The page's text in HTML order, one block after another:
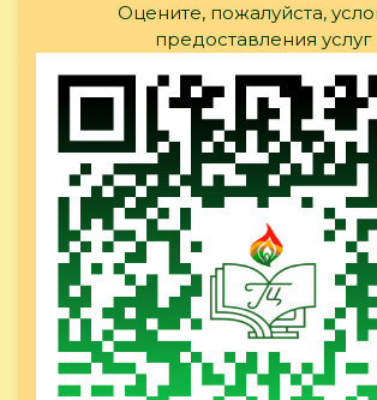
Оцените, пожалуйста,
предоставления услуг